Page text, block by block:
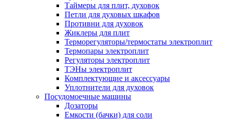
Таймеры для плит, духовок
Петли для духовых шкафов
Противни для духовок
Жиклеры для плит
Терморегуляторы/термостаты электроплит
Термопары электроплит
Регуляторы электроплит
ТЭНы электроплит
Комплектующие и аксессуары
Уплотнители для духовок
Посудомоечные машины
Дозаторы
Емкости (бачки) для соли